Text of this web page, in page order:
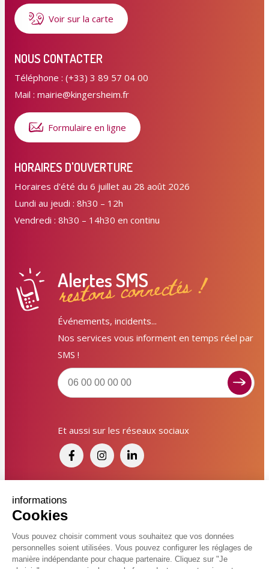
informations
Cookies
Vous pouvez choisir comment vous souhaitez que vos données
personnelles soient utilisées. Vous pouvez configurer les réglages de
manière indépendante pour chaque partenaire. Cliquez sur "Je
Voir sur la carte
NOUS CONTACTER
Téléphone : (+33) 3 89 57 04 00
Mail : mairie@kingersheim.fr
Formulaire en ligne
HORAIRES D'OUVERTURE
Horaires d'été du 6 juillet au 28 août 2026
Lundi au jeudi : 8h30 – 12h
Vendredi : 8h30 – 14h30 en continu
Alertes SMS
restons connectés !
Événements, incidents...
Nos services vous informent en temps réel par
SMS !
Et aussi sur les réseaux sociaux
Financé par France Relance et par l'Union
Européenne
© 2026 Ville de Kingersheim
Poser une question ? Participer ?
Cliquez ici pour interagir avec les services de votre
ville !
Participer, s’engager